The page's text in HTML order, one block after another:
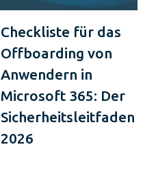
Checkliste für das
Offboarding von
Anwendern in
Microsoft 365: Der
Sicherheitsleitfaden
2026